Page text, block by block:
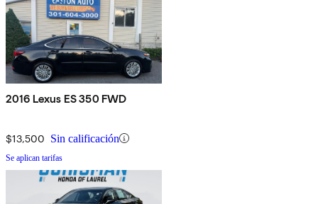
2016 Lexus ES 350 FWD
$13,500 Sin calificación
Se aplican tarifas